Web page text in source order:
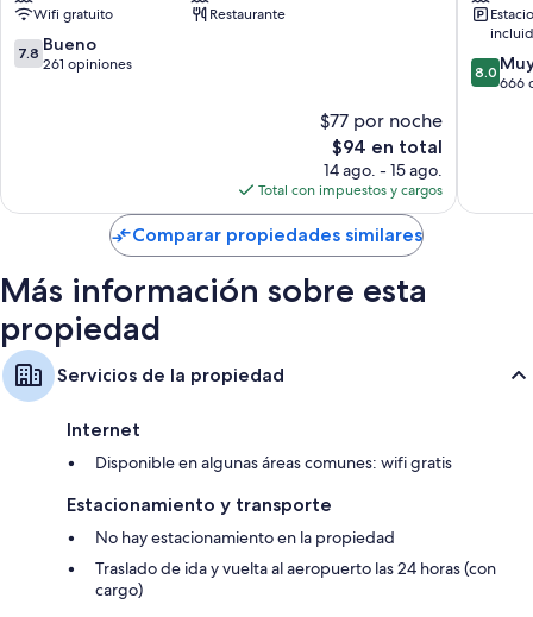
Conference
Center
Flores
Wifi gratuito
Restaurante
7.8
de
7.8 Bueno
261 opiniones
$77 por noche
El
precio
actual
es
de
$94
$94 en total
14 ago. - 15 ago.
Total con impuestos y cargos
Flores
Hotel
Flores
8.0
de
8.0
666
Comparar propiedades similares
Más información sobre esta
propiedad
Servicios de la propiedad
Internet
Disponible en algunas áreas comunes: wifi gratis
Estacionamiento y transporte
No hay estacionamiento en la propiedad
Traslado de ida y vuelta al aeropuerto las 24 horas (con
cargo)